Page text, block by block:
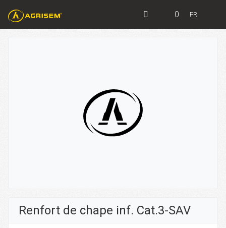
0 FR
Renfort de chape inf. Cat.3-SAV